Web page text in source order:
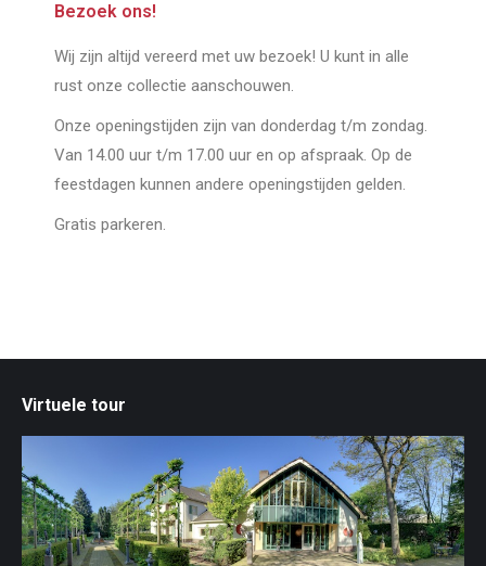
Bezoek ons!
Wij zijn altijd vereerd met uw bezoek! U kunt in alle
rust onze collectie aanschouwen.
Onze openingstijden zijn van donderdag t/m zondag.
Van 14.00 uur t/m 17.00 uur en op afspraak. Op de
feestdagen kunnen andere openingstijden gelden.
Gratis parkeren.
Virtuele tour